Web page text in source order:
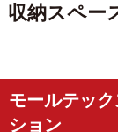
収納スペー
モールテッ
ション